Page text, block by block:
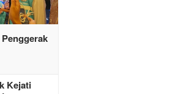
Kejati